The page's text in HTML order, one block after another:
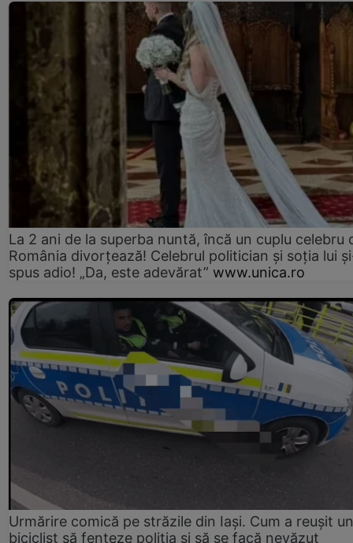
La 2 ani de la superba nuntă, încă un cuplu celebru
România divorțează! Celebrul politician și soția lui
spus adio! „Da, este adevărat” www.unica.ro
Urmărire comică pe străzile din Iași. Cum a reușit un
biciclist să fenteze poliția și să se facă nevăzut